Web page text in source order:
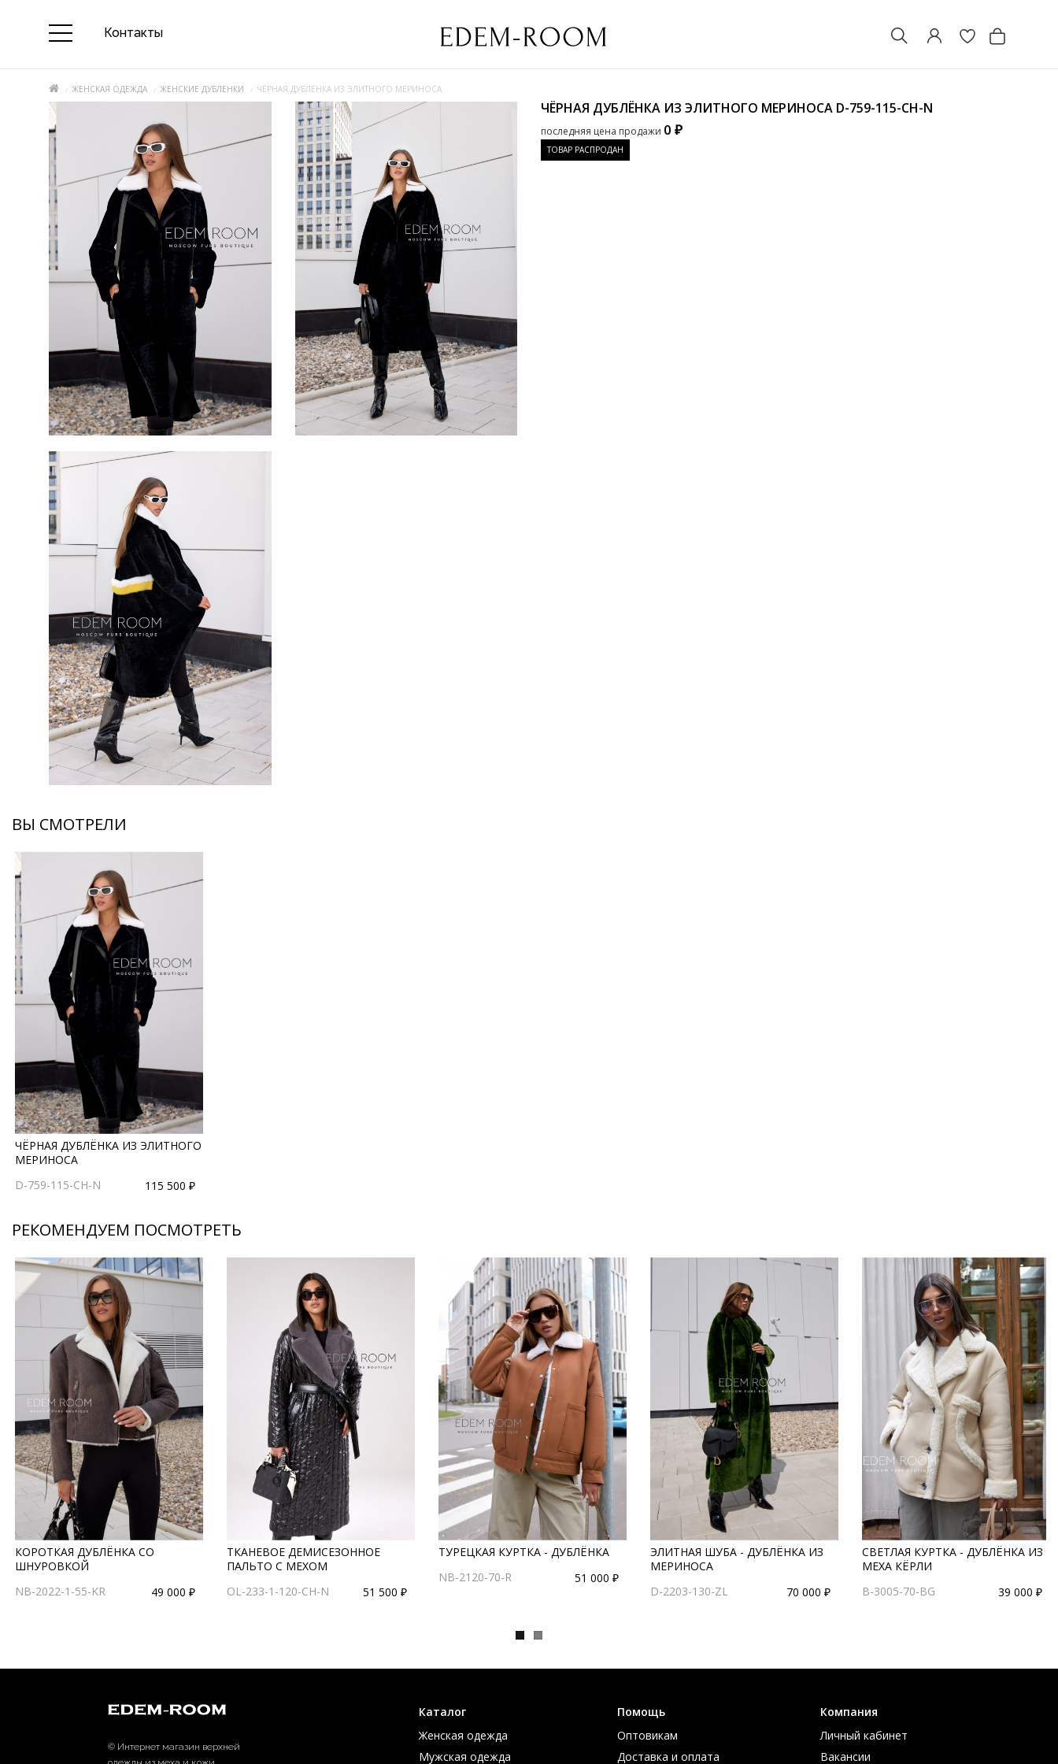
Контакты
ЖЕНСКАЯ ОДЕЖДА ЖЕНСКИЕ ДУБЛЕНКИ ЧЁРНАЯ ДУБЛЁНКА ИЗ ЭЛИТНОГО МЕРИНОСА
ЧЁРНАЯ ДУБЛЁНКА ИЗ ЭЛИТНОГО МЕРИНОСА D-759-115-CH-N
последняя цена продажи 0 ₽
ТОВАР РАСПРОДАН
ВЫ СМОТРЕЛИ
ЧЁРНАЯ ДУБЛЁНКА ИЗ ЭЛИТНОГО
МЕРИНОСА
D-759-115-CH-N
115 500 ₽
РЕКОМЕНДУЕМ ПОСМОТРЕТЬ
КОРОТКАЯ ДУБЛЁНКА СО
ШНУРОВКОЙ
NB-2022-1-55-KR
49 000 ₽
ТКАНЕВОЕ ДЕМИСЕЗОННОЕ
ПАЛЬТО С МЕХОМ
OL-233-1-120-CH-N
51 500 ₽
ТУРЕЦКАЯ КУРТКА - ДУБЛЁНКА
NB-2120-70-R
51 000 ₽
ЭЛИТНАЯ ШУБА - ДУБЛЁНКА ИЗ
МЕРИНОСА
D-2203-130-ZL
70 000 ₽
СВЕТЛАЯ КУРТКА - ДУБЛЁНКА ИЗ
МЕХА КЁРЛИ
B-3005-70-BG
39 000 ₽
© Интернет магазин верхней
Каталог
Женская одежда
Мужская одежда
Помощь
Оптовикам
Доставка и оплата
Компания
Личный кабинет
Вакансии